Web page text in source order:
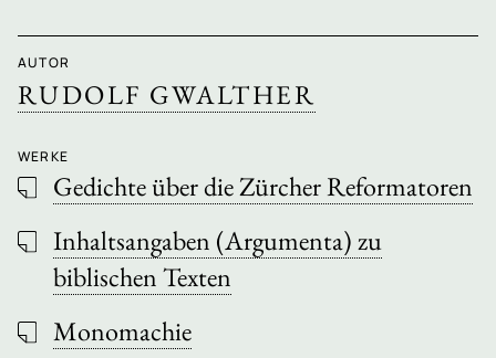
AUTOR
RUDOLF GWALTHER
WERKE
Gedichte über die Zürcher Reformatoren
Inhaltsangaben (Argumenta) zu
biblischen Texten
Monomachie